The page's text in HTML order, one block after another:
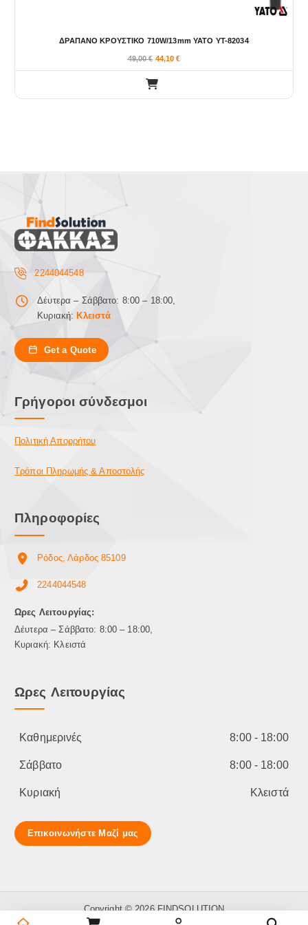
ΔΡΑΠΑΝΟ ΚΡΟΥΣΤΙΚΟ 710W/13mm ΥΑΤΟ YT-82034
49,00€ 44,10€
2244044548
Δέυτερα – Σάββατο: 8:00 – 18:00,
Κυριακή: Κλειστά
Get a Quote
Γρήγοροι σύνδεσμοι
Πολιτική Απορρήτου
Τρόποι Πληρωμής & Αποστολής
Πληροφορίες
Ρόδος, Λάρδος 85109
2244044548
Ωρες Λειτουργίας:
Δέυτερα – Σάββατο: 8:00 – 18:00,
Κυριακή: Κλειστά
Ωρες Λειτουργίας
Καθημερινές 8:00 - 18:00
Σάββατο 8:00 - 18:00
Κυριακή Κλειστά
Επικοινωνήστε Μαζί μας
Copyright © 2026 FINDSOLUTION